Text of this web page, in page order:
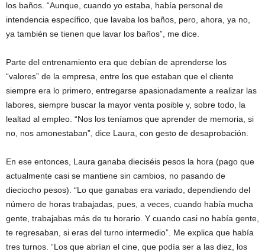
los baños. “Aunque, cuando yo estaba, había personal de
intendencia específico, que lavaba los baños, pero, ahora, ya no,
ya también se tienen que lavar los baños”, me dice.
Parte del entrenamiento era que debían de aprenderse los
“valores” de la empresa, entre los que estaban que el cliente
siempre era lo primero, entregarse apasionadamente a realizar las
labores, siempre buscar la mayor venta posible y, sobre todo, la
lealtad al empleo. “Nos los teníamos que aprender de memoria, si
no, nos amonestaban”, dice Laura, con gesto de desaprobación.
En ese entonces, Laura ganaba dieciséis pesos la hora (pago que
actualmente casi se mantiene sin cambios, no pasando de
dieciocho pesos). “Lo que ganabas era variado, dependiendo del
número de horas trabajadas, pues, a veces, cuando había mucha
gente, trabajabas más de tu horario. Y cuando casi no había gente,
te regresaban, si eras del turno intermedio”. Me explica que había
tres turnos. “Los que abrían el cine, que podía ser a las diez, los